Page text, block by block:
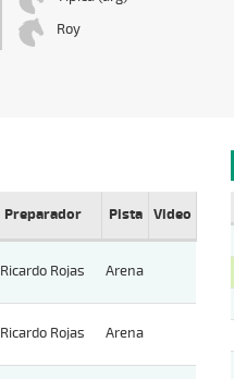
Roy
Preparador Pista Video
Ricardo Rojas Arena
Ricardo Rojas Arena